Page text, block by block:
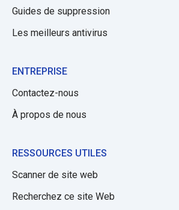
Guides de suppression
Les meilleurs antivirus
ENTREPRISE
Contactez-nous
À propos de nous
RESSOURCES UTILES
Scanner de site web
Recherchez ce site Web